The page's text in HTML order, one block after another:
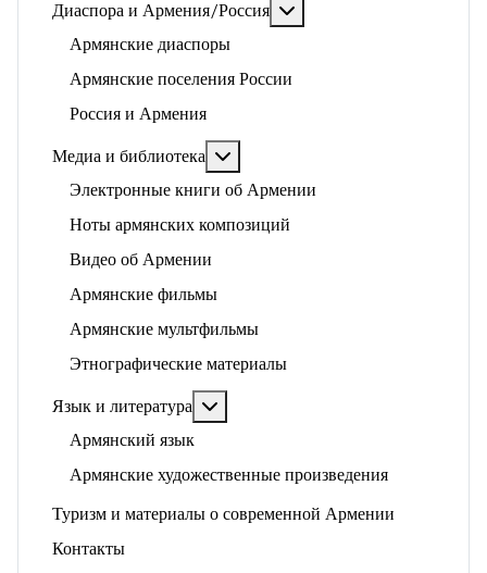
Диаспора и Армения/Россия
Армянские диаспоры
Армянские поселения России
Россия и Армения
Медиа и библиотека
Электронные книги об Армении
Ноты армянских композиций
Видео об Армении
Армянские фильмы
Армянские мультфильмы
Этнографические материалы
Язык и литература
Армянский язык
Армянские художественные произведения
Туризм и материалы о современной Армении
Контакты